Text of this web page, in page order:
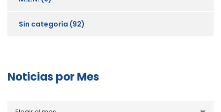
Sin categoría (92)
Noticias por Mes